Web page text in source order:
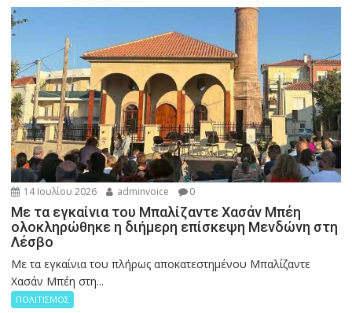
14 Ιουλίου 2026 adminvoice 0
Με τα εγκαίνια του Μπαλίζαντε Χασάν Μπέη
ολοκληρώθηκε η διήμερη επίσκεψη Μενδώνη στη
Λέσβο
Με τα εγκαίνια του πλήρως αποκατεστημένου Μπαλίζαντε
Χασάν Μπέη στη...
ΠΟΛΙΤΙΣΜΟΣ